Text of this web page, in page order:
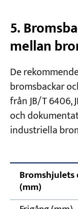
5.
mellan
De
bromsbackar
från JB/T 6406,
och
industriella
(mm)